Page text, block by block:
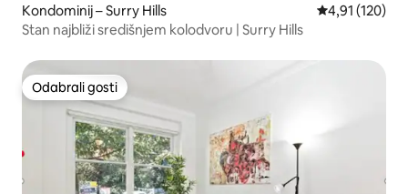
Kondominij – Surry Hills Prosječna
4,91 (120)
Stan najbliži središnjem kolodvoru | Surry Hills
Odabrali gosti
Odabrali gosti